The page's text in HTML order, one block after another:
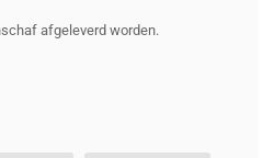
afgeleverd worden.